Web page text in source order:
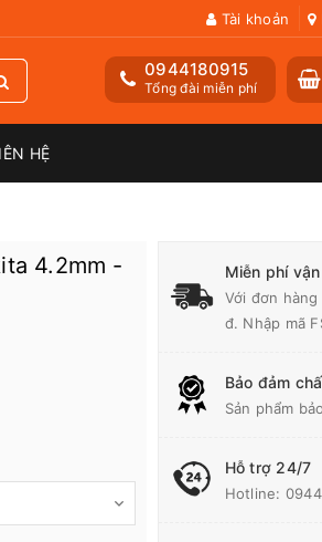
Tài khoản
0944180915
Tổng đài miễn phí
HỆ
4.2mm -
Miễn phí
Với đơn
đ. Nhập mã
Bảo đảm
Sản phẩm
Hỗ trợ 24/7
Hotline: